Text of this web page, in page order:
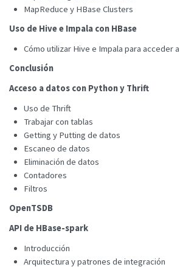
MapReduce y HBase Clusters
Uso de Hive e Impala con HBase
Cómo utilizar Hive e Impala para acceder
Conclusión
Acceso a datos con Python y Thrift
Uso de Thrift
Trabajar con tablas
Getting y Putting de datos
Escaneo de datos
Eliminación de datos
Contadores
Filtros
OpenTSDB
API de HBase-spark
Introducción
Arquitectura y patrones de integración